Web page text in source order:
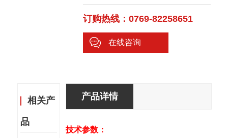
订购热线：0769-82258651
在线咨询
相关产
品
产品详情
技术参数：